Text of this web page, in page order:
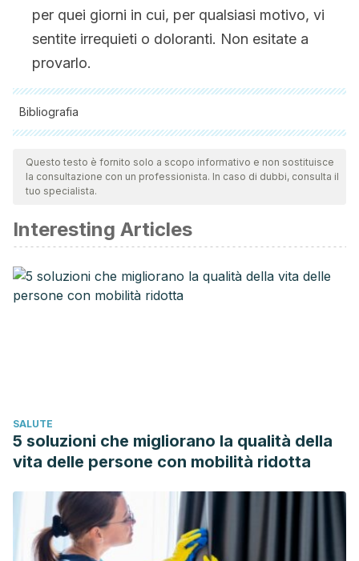
per quei giorni in cui, per qualsiasi motivo, vi
sentite irrequieti o doloranti. Non esitate a
provarlo.
Bibliografia
Tutte le fonti citate sono state esaminate a fondo dal nostro
team per garantirne la qualità, l'affidabilità, l'attualità e la
validità. La bibliografia di questo articolo è stata considerata
Budak, N. H., Aykin, E., Seydim, A. C., Greene, A. K., &
Guzel-Seydim, Z. B. (2014). Functional Properties of
Vinegar. Journal of Food Science.
https://doi.org/10.1111/1750-3841.12434
Gullo, M., & Giudici, P. (2008). Acetic acid bacteria in
traditional balsamic vinegar: Phenotypic traits relevant for
starter cultures selection. International Journal of Food
Microbiology.
https://doi.org/10.1016/j.ijfoodmicro.2007.11.076
Questo testo è fornito solo a scopo informativo e non sostituisce
la consultazione con un professionista. In caso di dubbi, consulta il
tuo specialista.
Interesting Articles
SALUTE
5 soluzioni che migliorano la qualità della
vita delle persone con mobilità ridotta